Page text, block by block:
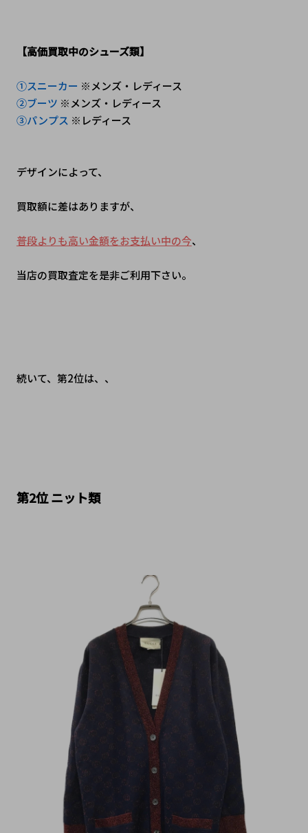
【高価買取中のシューズ類】
①スニーカー ※メンズ・レディース
②ブーツ ※メンズ・レディース
③パンプス ※レディース
デザインによって、
買取額に差はありますが、
普段よりも高い金額をお支払い中の今、
当店の買取査定を是非ご利用下さい。
続いて、第2位は、、
第2位 ニット類